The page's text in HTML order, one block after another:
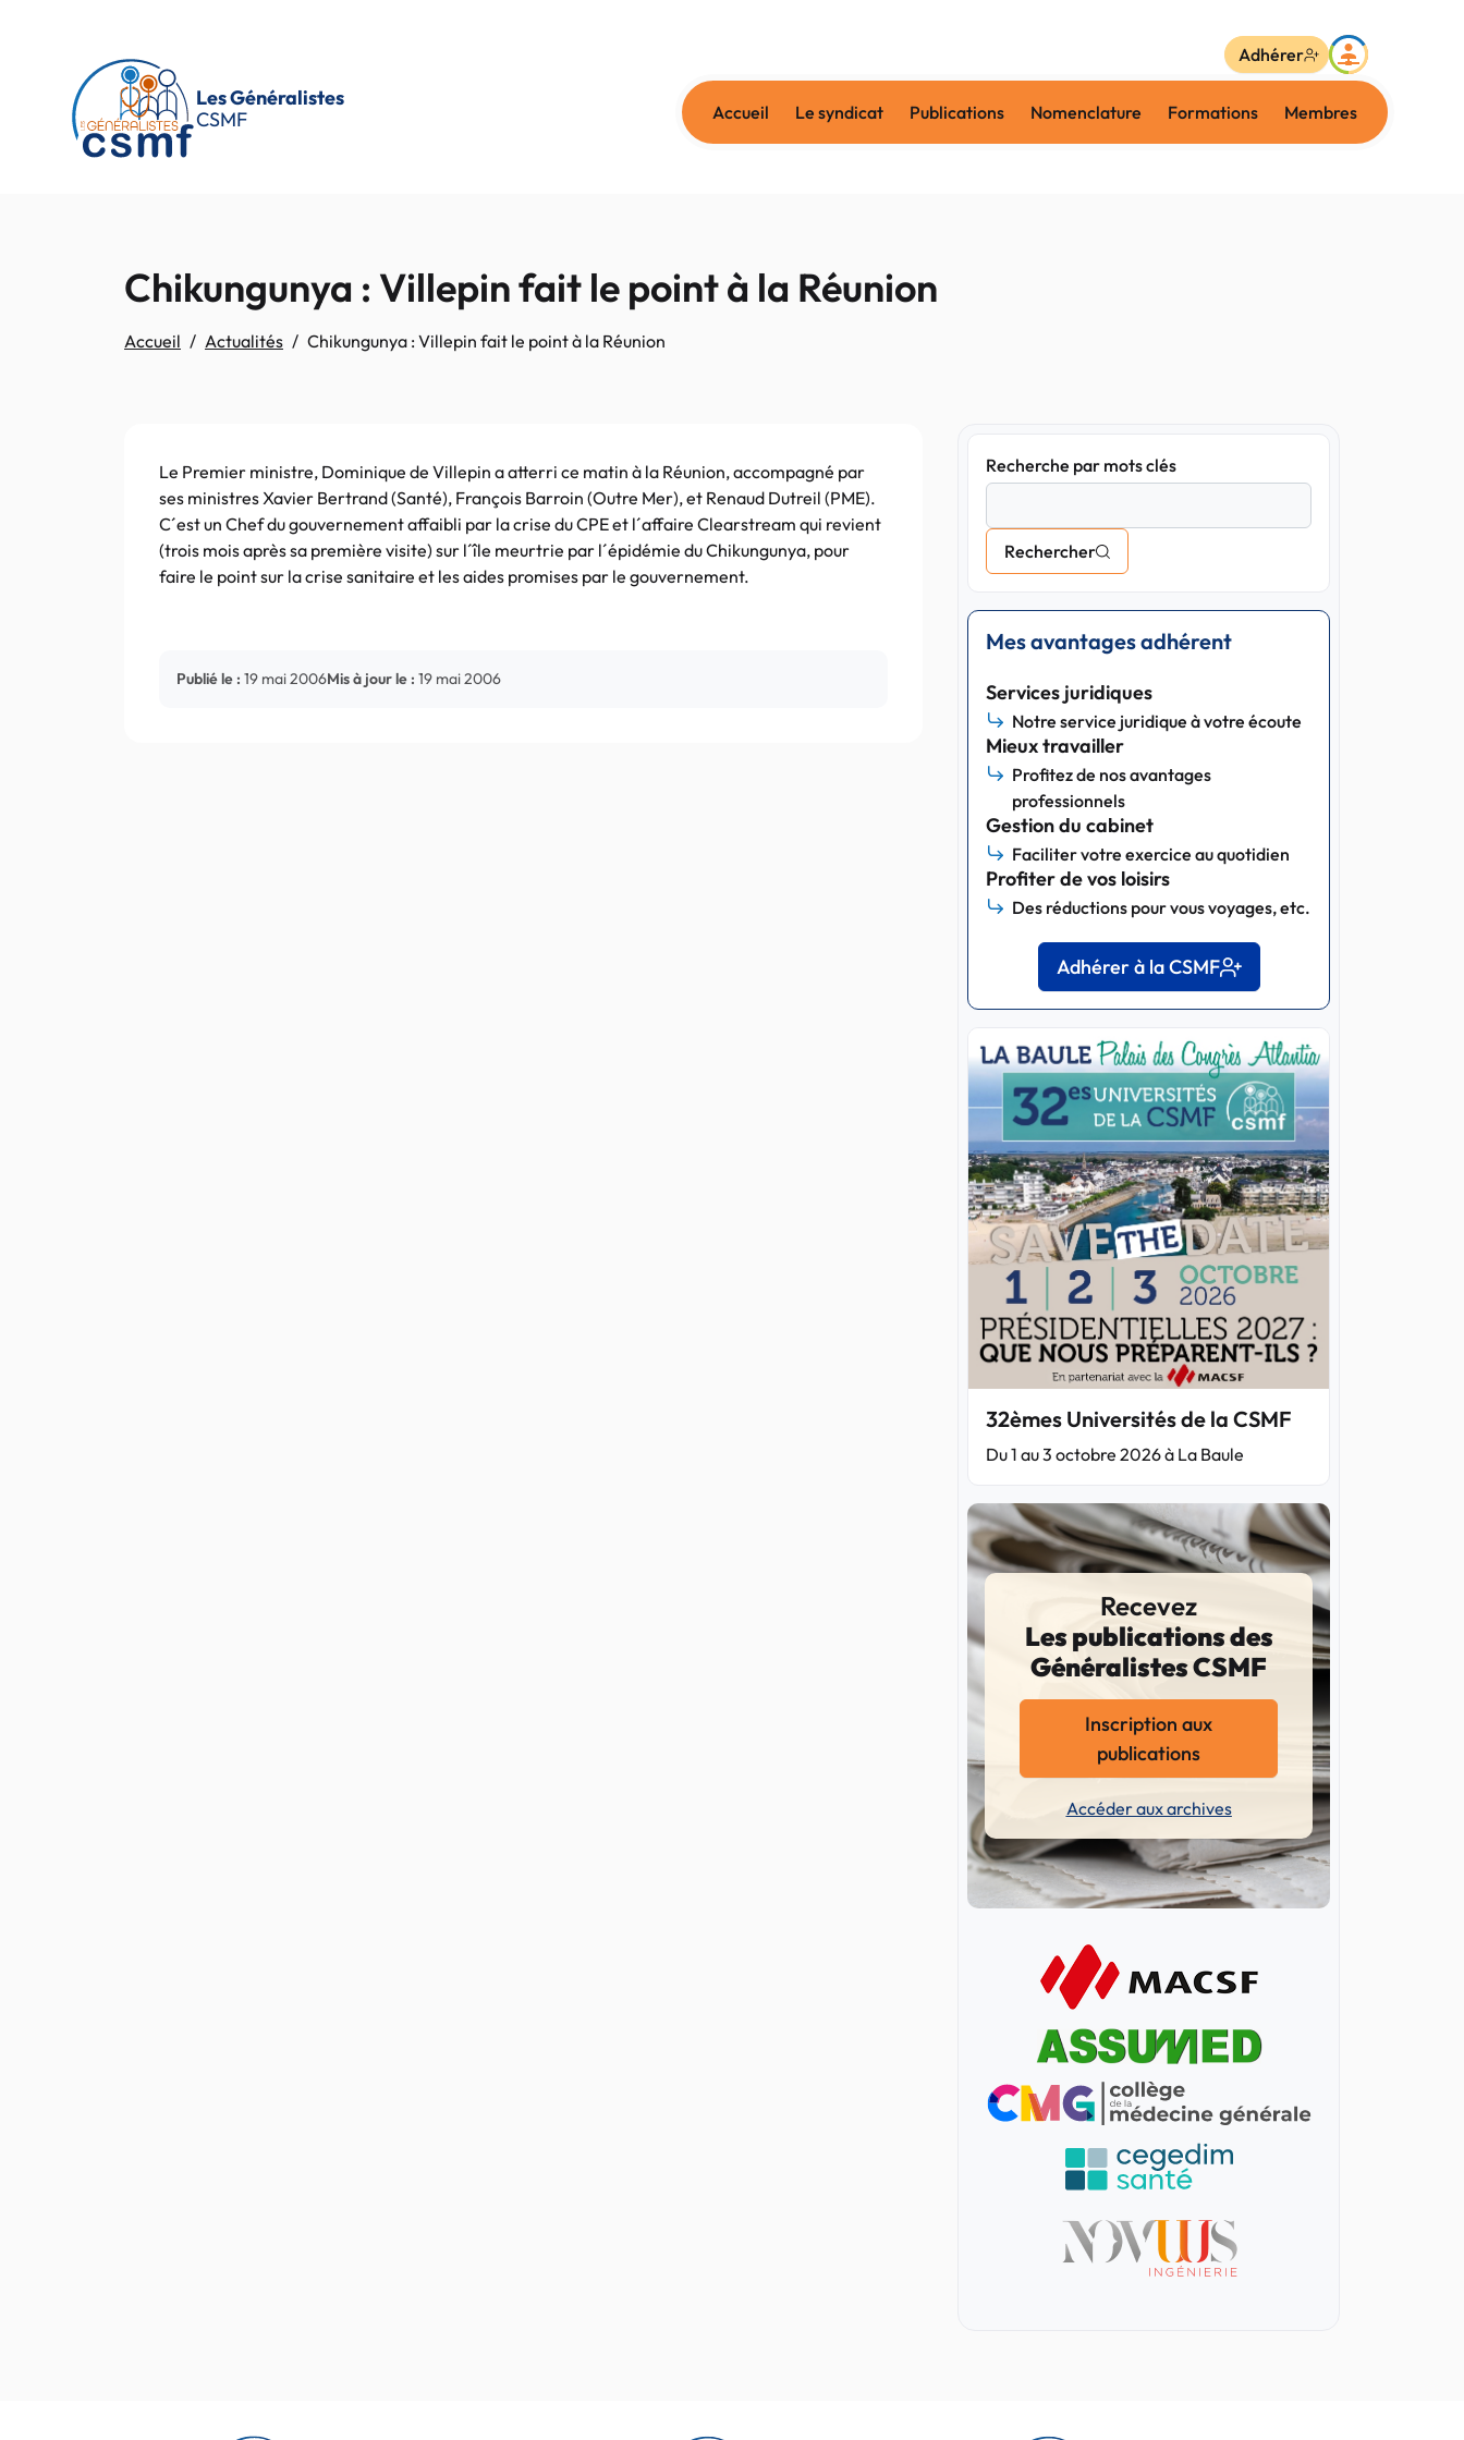
Les Généralistes
CSMF
Accueil Le syndicat Publications Nomenclature Formations Membres
Adhérer
Chikungunya : Villepin fait le point à la Réunion
Accueil Actualités Chikungunya : Villepin fait le point à la Réunion
Le Premier ministre, Dominique de Villepin a atterri ce matin à la Réunion, accompagné par
ses ministres Xavier Bertrand (Santé), François Barroin (Outre Mer), et Renaud Dutreil (PME).
C´est un Chef du gouvernement affaibli par la crise du CPE et l´affaire Clearstream qui revient
(trois mois après sa première visite) sur l´île meurtrie par l´épidémie du Chikungunya, pour
faire le point sur la crise sanitaire et les aides promises par le gouvernement.
Publié le : 19 mai 2006Mis à jour le : 19 mai 2006
Recherche par mots clés
Rechercher
Mes avantages adhérent
Services juridiques
Notre service juridique à votre écoute
Mieux travailler
Profitez de nos avantages
professionnels
Gestion du cabinet
Faciliter votre exercice au quotidien
Profiter de vos loisirs
Des réductions pour vous voyages, etc.
Adhérer à la CSMF
32èmes Universités de la CSMF
Du 1 au 3 octobre 2026 à La Baule
Recevez
Les publications des
Généralistes CSMF
Inscription aux
publications
Accéder aux archives